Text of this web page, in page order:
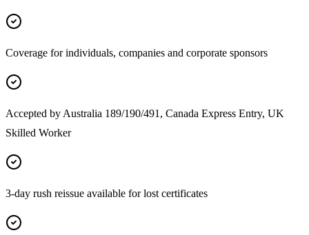
Coverage for individuals, companies and corporate sponsors
Accepted by Australia 189/190/491, Canada Express Entry, UK
Skilled Worker
3-day rush reissue available for lost certificates